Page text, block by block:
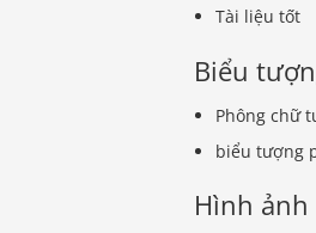
Tài liệu tốt
Biểu
Phông chữ
biểu tượng
Hình ảnh